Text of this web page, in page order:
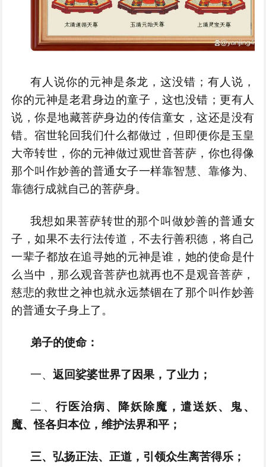
有人说你的元神是条龙，这没错；有人说，
你的元神是老君身边的童子，这也没错；更有人
说，你是地藏菩萨身边的传信童女，这还是没有
错。宿世轮回我们什么都做过，但即便你是玉皇
大帝转世，你的元神做过观世音菩萨，你也得像
那个叫作妙善的普通女子一样靠智慧、靠修为、
靠德行成就自己的菩萨身。
我想如果菩萨转世的那个叫做妙善的普通女
子，如果不去行法传道，不去行善积德，将自己
一辈子都放在追寻她的元神是谁，她的使命是什
么当中，那么观音菩萨也就再也不是观音菩萨，
慈悲的救世之神也就永远禁锢在了那个叫作妙善
的普通女子身上了。
弟子的使命：
一、返回娑婆世界了因果，了业力；
二、 行医治病、降妖除魔，遣送妖、鬼、
魔、怪各归本位，维护法界和平 ；
三、弘扬正法、正道，引领众生离苦得乐；